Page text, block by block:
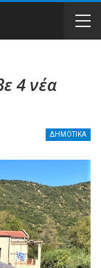
4 νέα
ΔΗΜΟΤΙΚΑ